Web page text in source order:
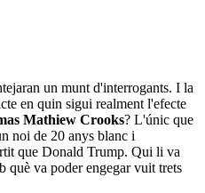
un munt d'interrogants. I la
en quin sigui realment l'efecte
Mathiew Crooks? L'únic que
noi de 20 anys blanc i
que Donald Trump. Qui li va
què va poder engegar vuit trets